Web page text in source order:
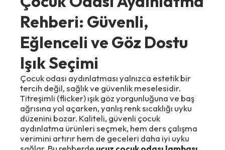
Rehberi: Güvenli,
Eğlenceli ve Göz Dostu
Işık Seçimi
Çocuk odası aydınlatması yalnızca estetik bir
tercih değil, sağlık ve güvenlik meselesidir.
Titreşimli (flicker) ışık göz yorgunluğuna ve baş
ağrısına yol açarken, yanlış renk sıcaklığı uyku
düzenini bozar. Kaliteli, güvenli çocuk
aydınlatma ürünleri seçmek, hem ders çalışma
verimini artırır hem de geceleri daha iyi uyku